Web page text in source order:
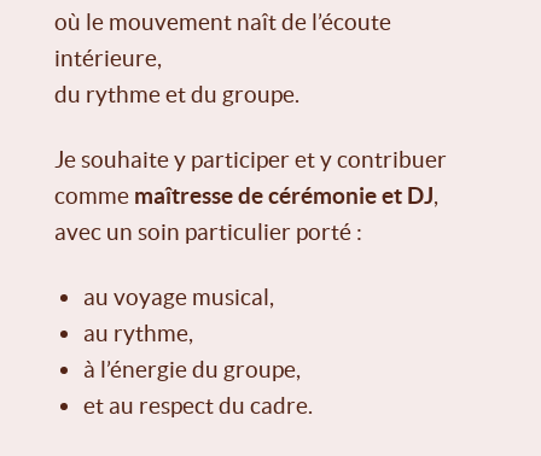
où le mouvement naît de l’écoute
intérieure,
du rythme et du groupe.
Je souhaite y participer et y contribuer
comme maîtresse de cérémonie et DJ,
avec un soin particulier porté :
au voyage musical,
au rythme,
à l’énergie du groupe,
et au respect du cadre.